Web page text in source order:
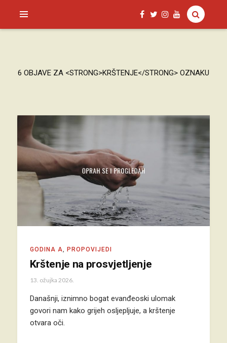
SAGUD.XYZ
6 OBJAVE ZA <STRONG>KRŠTENJE</STRONG> OZNAKU
GODINA A PROPOVIJEDI
Krštenje na prosvjetljenje
13. ožujka 2026.
Današnji, iznimno bogat evanđeoski ulomak
govori nam kako grijeh osljepljuje, a krštenje
otvara oči.